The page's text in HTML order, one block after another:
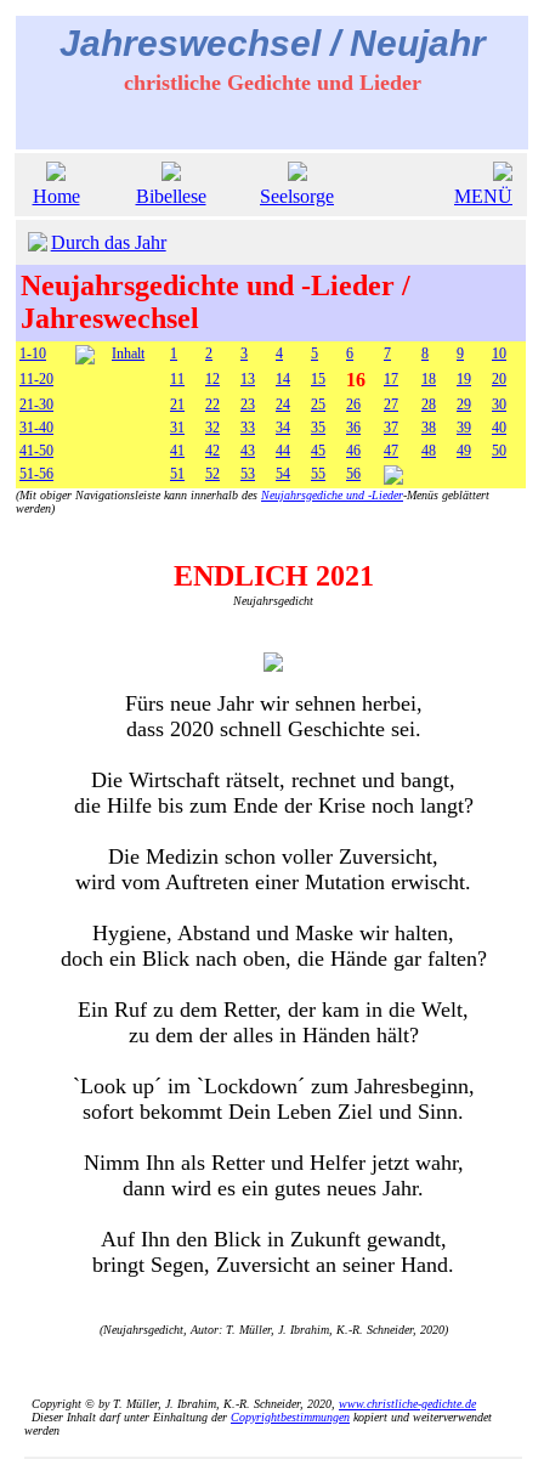
Jahreswechsel / Neujahr
christliche Gedichte und Lieder
Home Bibellese Seelsorge MENÜ
Durch das Jahr
Neujahrsgedichte und -Lieder /
Jahreswechsel
1-10 Inhalt 1 2 3 4 5 6 7 8 9
10
11-20
11 12 13 14 15 16 17 18 19
20
21-30
21 22 23 24 25 26 27 28 29
30
31-40
31 32 33 34 35 36 37 38 39
40
41-50
41 42 43 44 45 46 47 48 49
50
51-56
51 52 53 54 55 56
(Mit obiger Navigationsleiste kann innerhalb des Neujahrsgediche und -Lieder-Menüs geblättert
werden)
ENDLICH 2021
Neujahrsgedicht
Fürs neue Jahr wir sehnen herbei,
dass 2020 schnell Geschichte sei.
Die Wirtschaft rätselt, rechnet und bangt,
die Hilfe bis zum Ende der Krise noch langt?
Die Medizin schon voller Zuversicht,
wird vom Auftreten einer Mutation erwischt.
Hygiene, Abstand und Maske wir halten,
doch ein Blick nach oben, die Hände gar falten?
Ein Ruf zu dem Retter, der kam in die Welt,
zu dem der alles in Händen hält?
`Look up´ im `Lockdown´ zum Jahresbeginn,
sofort bekommt Dein Leben Ziel und Sinn.
Nimm Ihn als Retter und Helfer jetzt wahr,
dann wird es ein gutes neues Jahr.
Auf Ihn den Blick in Zukunft gewandt,
bringt Segen, Zuversicht an seiner Hand.
(Neujahrsgedicht, Autor: T. Müller, J. Ibrahim, K.-R. Schneider, 2020)
Copyright © by T. Müller, J. Ibrahim, K.-R. Schneider, 2020, www.christliche-gedichte.de
Dieser Inhalt darf unter Einhaltung der Copyrightbestimmungen kopiert und weiterverwendet
werden